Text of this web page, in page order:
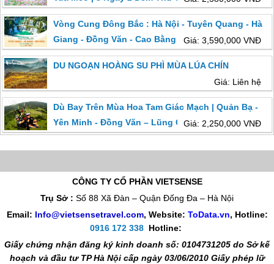
Vòng Cung Đông Bắc : Hà Nội - Tuyên Quang - Hà
Giang - Đồng Văn - Cao Bằng
Giá: 3,590,000 VNĐ
DU NGOẠN HOÀNG SU PHÌ MÙA LÚA CHÍN
Giá: Liên hệ
Dù Bay Trên Mùa Hoa Tam Giác Mạch | Quản Bạ -
Yên Minh - Đồng Văn – Lũng CúGiá: 2,250,000 VNĐ
CÔNG TY CỔ PHẦN VIETSENSE
Trụ Sở : Số 88 Xã Đàn – Quận Đống Đa – Hà Nội
Email: Info@vietsensetravel.com, Website: ToData.vn, Hotline:
0916 172 338 Hotline:
Giấy chứng nhận đăng ký kinh doanh số: 0104731205 do Sở kế
hoạch và đầu tư TP Hà Nội cấp ngày 03/06/2010 Giấy phép lữ